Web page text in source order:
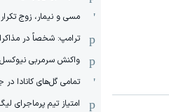
مسی و نیمار، زوج
ترامپ: شخصاً در
واکنش سرمربی نیوکسل
تمامی گل‌های کانادا در
امتیاز تیم پرماجرای